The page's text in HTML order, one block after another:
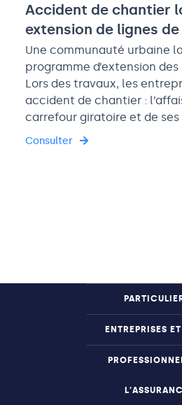
Accident de chantier
extension de lignes
Une communauté urbaine
programme d’extension
Lors des travaux, les
accident de chantier :
carrefour giratoire et de ses
Consulter
ENTREPRISES